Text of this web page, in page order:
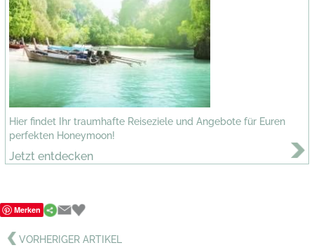
Hier findet Ihr traumhafte Reiseziele und Angebote für Euren
perfekten Honeymoon!
Jetzt entdecken
Merken
VORHERIGER ARTIKEL